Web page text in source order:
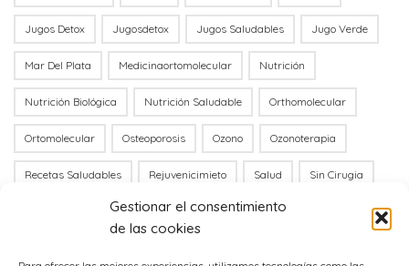
Gestionar el consentimiento
de las cookies
Jugos Detox Jugosdetox Jugos Saludables Jugo Verde
Mar Del Plata Medicinaortomolecular Nutrición
Nutrición Biológica Nutrición Saludable Orthomolecular
Ortomolecular Osteoporosis Ozono Ozonoterapia
Recetas Saludables Rejuvenicimieto Salud Sin Cirugia
Tóxico Túnel Carpiano